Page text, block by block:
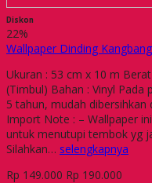
Diskon
22%
Wallpaper Dinding
Ukuran : 53 cm x 10 m
(Timbul) Bahan : Vinyl Pada
5 tahun, mudah dibersihkan
Import Note : – Wallpaper
untuk menutupi tembok yg
Silahkan… selengkapnya
Rp 149.000 Rp 190.000